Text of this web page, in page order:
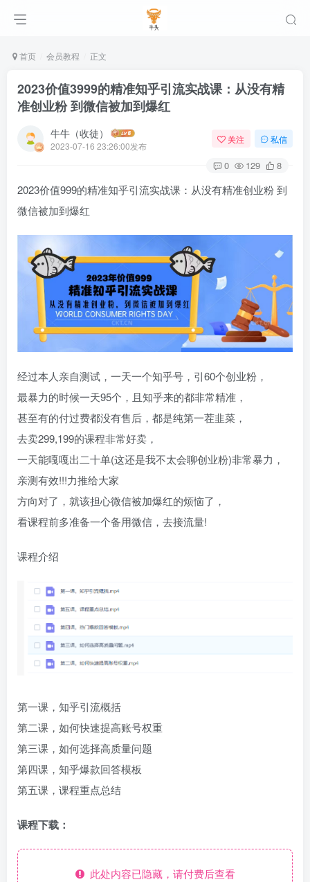
首页 会员教程 正文
2023价值3999的精准知乎引流实战课：从没有精
准创业粉 到微信被加到爆红
牛牛（收徒）
2023-07-16 23:26:00发布
关注 私信
0 129 8
2023价值999的精准知乎引流实战课：从没有精准创业粉 到
微信被加到爆红
经过本人亲自测试，一天一个知乎号，引60个创业粉，
最暴力的时候一天95个，且知乎来的都非常精准，
甚至有的付过费都没有售后，都是纯第一茬韭菜，
去卖299,199的课程非常好卖，
一天能嘎嘎出二十单(这还是我不太会聊创业粉)非常暴力，
亲测有效!!!力推给大家
方向对了，就该担心微信被加爆红的烦恼了，
看课程前多准备一个备用微信，去接流量!
课程介绍
第一课，知乎引流概括
第二课，如何快速提高账号权重
第三课，如何选择高质量问题
第四课，知乎爆款回答模板
第五课，课程重点总结
课程下载：
此处内容已隐藏，请付费后查看